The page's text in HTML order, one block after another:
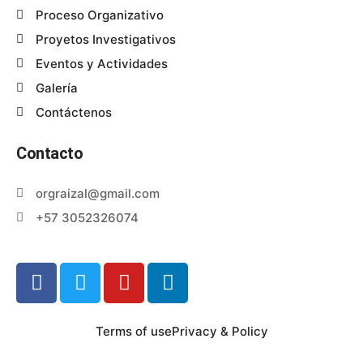
Proceso Organizativo
Proyetos Investigativos
Eventos y Actividades
Galería
Contáctenos
Contacto
orgraizal@gmail.com
+57 3052326074
Terms of usePrivacy & Policy